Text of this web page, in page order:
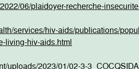
06/plaidoyer-recherche-
services/hiv-aids/publications/
living-hiv-aids.html
uploads/2023/01/02-3-